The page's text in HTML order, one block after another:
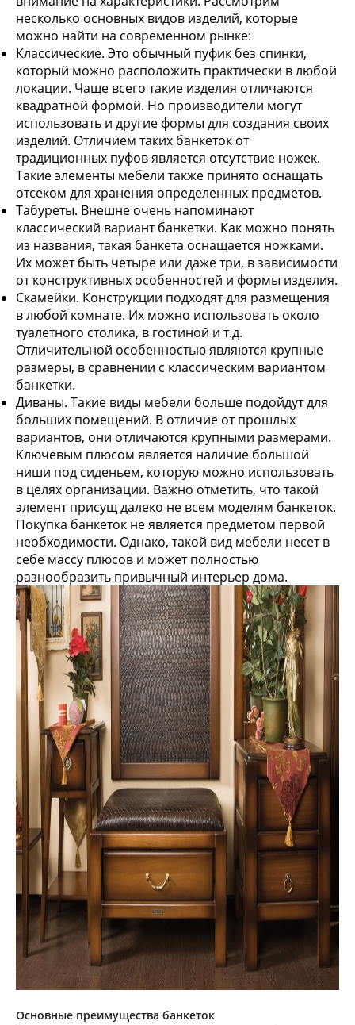
несколько основных видов изделий, которые
можно найти на современном рынке:
Классические. Это обычный пуфик без спинки,
который можно расположить практически в любой
локации. Чаще всего такие изделия отличаются
квадратной формой. Но производители могут
использовать и другие формы для создания своих
изделий. Отличием таких банкеток от
традиционных пуфов является отсутствие ножек.
Такие элементы мебели также принято оснащать
отсеком для хранения определенных предметов.
Табуреты. Внешне очень напоминают
классический вариант банкетки. Как можно понять
из названия, такая банкета оснащается ножками.
Их может быть четыре или даже три, в зависимости
от конструктивных особенностей и формы изделия.
Скамейки. Конструкции подходят для размещения
в любой комнате. Их можно использовать около
туалетного столика, в гостиной и т.д.
Отличительной особенностью являются крупные
размеры, в сравнении с классическим вариантом
банкетки.
Диваны. Такие виды мебели больше подойдут для
больших помещений. В отличие от прошлых
вариантов, они отличаются крупными размерами.
Ключевым плюсом является наличие большой
ниши под сиденьем, которую можно использовать
в целях организации. Важно отметить, что такой
элемент присущ далеко не всем моделям банкеток.
Покупка банкеток не является предметом первой
необходимости. Однако, такой вид мебели несет в
себе массу плюсов и может полностью
разнообразить привычный интерьер дома.
Основные преимущества банкеток